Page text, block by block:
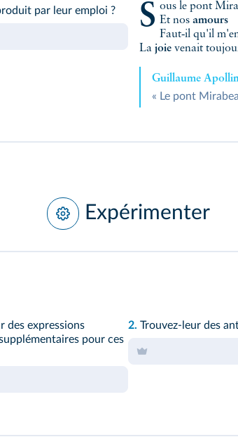
par leur emploi ?
Sous le pont
Et nos amours
Faut‑il qu'il
La joie venait
Guillaume
« Le pont
Expérimenter
des expressions
pour ces
2. Trouvez‑leur des